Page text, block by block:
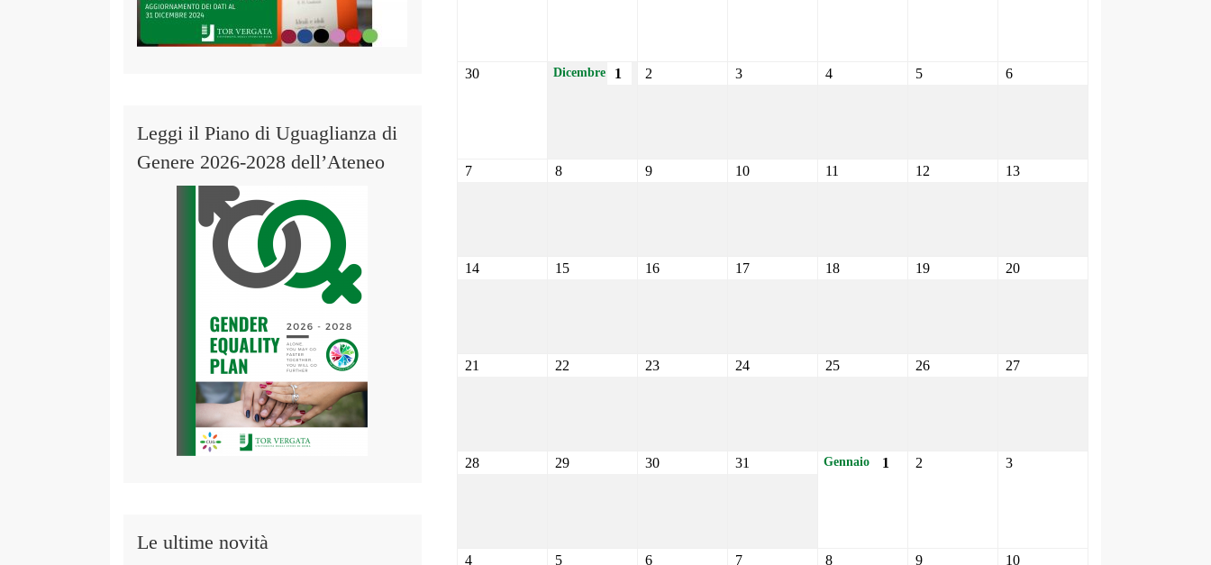
30 Dicembre 1 2 3 4 5 6
7 8 9 10 11 12 13
14 15 16 17 18 19 20
21 22 23 24 25 26 27
28 29 30 31 Gennaio 1 2 3
4 5 6 7 8 9 10
Leggi il Piano di Uguaglianza di
Genere 2026-2028 dell’Ateneo
Le ultime novità